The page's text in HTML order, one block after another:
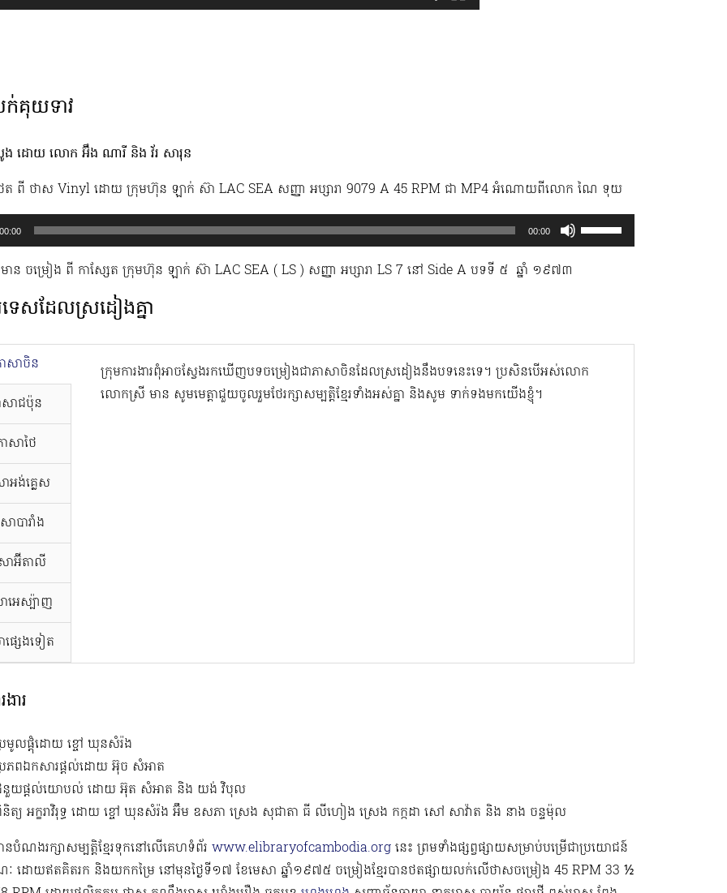
គុយទាវ
ង ដោយ លោក អ៊ឹង ណារី និង វ័រ សារុន
ត ពី​ ថាស Vinyl ដោយ ក្រុមហ៊ុន ឡាក់ ស៊ា LAC SEA សញ្ញា អប្សារា 9079 A 45 RPM ជា MP4 អំណោយពីលោក ណៃ ទុយ
00:00 00:00
Use
Up/Down
ាន ចម្រៀង ពី កាសែ្សត ក្រុមហ៊ុន ឡាក់ ស៊ា LAC SEA (​ LS ) សញ្ញា អប្សារា LS 7 នៅ Side A បទទី ៥ ​ ឆ្នាំ ១៩៧៣
េសដែលស្រដៀងគ្នា
សាចិន
សាជប៉ុន
ាសាថៃ
អង់គ្លេស
ាបារាំង
ាអ៊ីតាលី
អេស្ប៉ាញ
ផ្សេងទៀត
ក្រុមការងារពុំអាចស្វែងរកឃើញបទចម្រៀងជាភាសាចិនដែលស្រដៀងនឹងបទនេះទេ។ ប្រសិនបើអស់លោក
លោកស្រី មាន សូមមេត្តាជួយចូលរួមថែរក្សាសម្បត្តិខ្មែរទាំងអស់គ្នា និងសូម ទាក់ទងមកយើងខ្ញុំ។
ារ
មូលផ្ដុំដោយ ខ្ចៅ ឃុនសំរ៉ង
ភពឯកសារផ្ដល់ដោយ អ៊ុច សំអាត
នួយផ្ដល់យោបល់ ដោយ អ៊ុត សំអាត និង យង់ វិបុល
ត្យ អក្ខរាវិរុទ្ធ ​ដោយ ខ្ចៅ ឃុនសំរ៉ង អ៊ឹម ឧសភា ស្រេង សុជាតា ធី លីហៀង ស្រេង កក្កដា សៅ សាវ៉ាត និង នាង​ ចន្ទម៉ុល
នបំណងរក្សាសម្បត្តិខ្មែរទុកនៅលើគេហទំព័រ www.elibraryofcambodia.org នេះ ព្រមទាំងផ្សព្វផ្សាយសម្រាប់បម្រើជាប្រយោជន៍
ៈ ដោយឥតគិតរក និងយកកម្រៃ នៅមុនថ្ងៃទី១៧ ខែមេសា ឆ្នាំ១៩៧៥ ចម្រៀងខ្មែរបានថតផ្សាយលក់លើថាសចម្រៀង 45 RPM 33 ½